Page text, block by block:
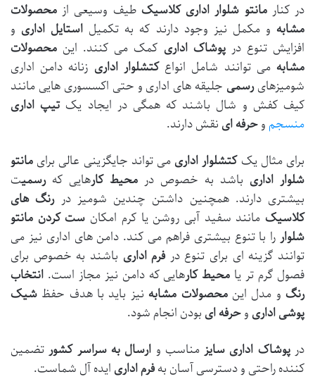
در کنارمانتو شلوار اداری کلاسیک طیف وسیعی از محصولات
مشابه و مکمل نیز وجود دارند که به تکمیل استایل اداری و
افزایش تنوع درپوشاک اداری کمک می کنند. این محصولات
مشابه می توانند شامل انواعکتشلوار اداری زنانه دامن اداری
شومیزهایرسمی جلیقه های اداری و حتی اکسسوری هایی مانند
کیف کفش و شال باشند که همگی در ایجاد یکتیپ اداری
منسجموحرفه ای نقش دارند.
برای مثال یککتشلوار اداری می تواند جایگزینی عالی برای مانتو
شلوار اداری باشد به خصوص در محیط کارهایی کهرسمیت
بیشتری دارند. همچنین داشتن چندین شومیز دررنگ های
کلاسیکمانند سفید آبی روشن یا کرم امکان ست کردن مانتو
شلوار را با تنوع بیشتری فراهم می کند. دامن های اداری نیز می
توانند گزینه ای برای تنوع در فرم اداری باشند به خصوص برای
فصول گرم تر یا محیط کارهایی که دامن نیز مجاز است. انتخاب
رنگو مدل اینمحصولات مشابه نیز باید با هدف حفظ شیک
پوشی اداری وحرفه ای بودن انجام شود.
درپوشاک اداری سایز مناسب و ارسال به سراسر کشور تضمین
کننده راحتی و دسترسی آسان بهفرم اداری ایده آل شماست.